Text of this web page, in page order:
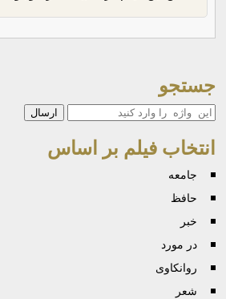
جستجو
جستجو
انتخاب فیلم بر اساس
جامعه
حافظ
خبر
در مورد
روانكاوی
شعر